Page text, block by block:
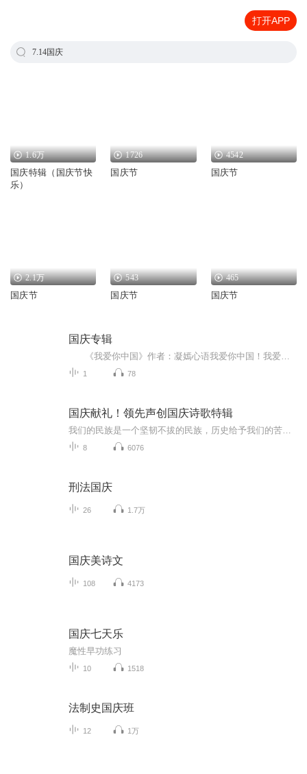
打开APP
7.14国庆
1.6万
国庆特辑（国庆节快
乐）
1726
国庆节
4542
国庆节
2.1万
国庆节
543
国庆节
465
国庆节
国庆专辑
1 78
国庆献礼！领先声创国庆诗歌特辑
8 6076
刑法国庆
26 1.7万
国庆美诗文
108 4173
国庆七天乐
魔性早功练习
10 1518
法制史国庆班
12 1万